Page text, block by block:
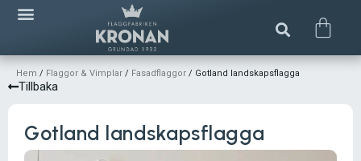
Hem / Flaggor & Vimplar / Fasadflaggor / Gotland landskapsflagga
Tillbaka
Gotland landskapsflagga